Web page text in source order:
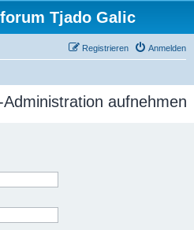
Tjado Galic
Anmelden
Registrieren
aufnehmen